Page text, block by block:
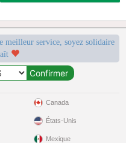
service, soyez solidaire
Canada
États-Unis
Mexique